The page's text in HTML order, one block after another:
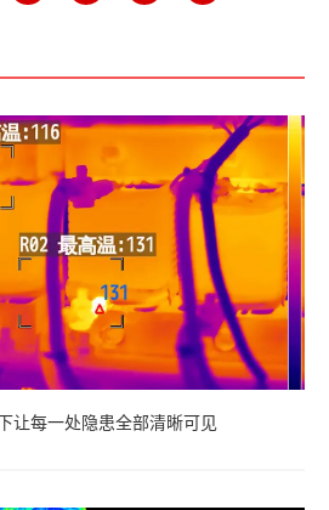
让每一处隐患全部清晰可见